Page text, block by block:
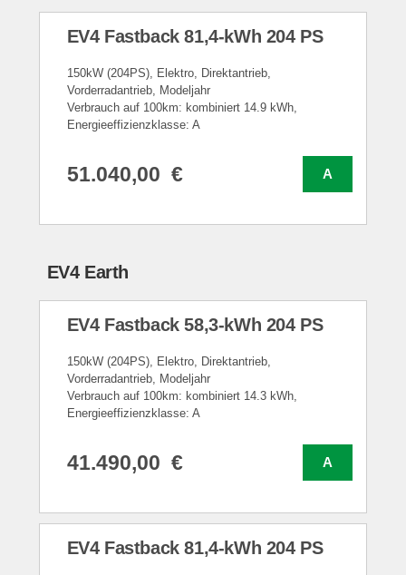
EV4 Fastback 81,4-kWh 204 PS
150kW (204PS), Elektro, Direktantrieb,
Vorderradantrieb, Modeljahr
Verbrauch auf 100km: kombiniert 14.9 kWh,
Energieeffizienzklasse: A
A
51.040,00 €
EV4 Earth
EV4 Fastback 58,3-kWh 204 PS
150kW (204PS), Elektro, Direktantrieb,
Vorderradantrieb, Modeljahr
Verbrauch auf 100km: kombiniert 14.3 kWh,
Energieeffizienzklasse: A
A
41.490,00 €
EV4 Fastback 81,4-kWh 204 PS